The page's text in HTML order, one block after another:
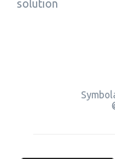
solution